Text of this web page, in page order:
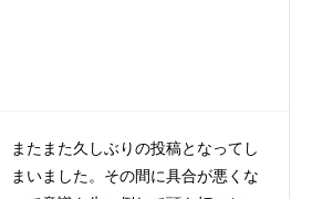
またまた久しぶりの投稿となってし
まいました。その間に具合が悪くな